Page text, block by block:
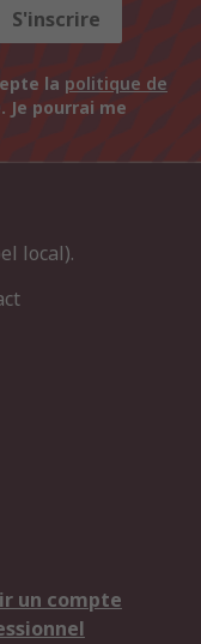
S'inscrire
la politique de
Je pourrai me
local).
un compte